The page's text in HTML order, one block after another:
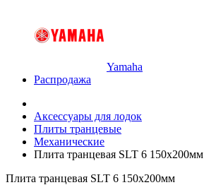
Yamaha
Распродажа
Аксессуары для лодок
Плиты транцевые
Механические
Плита транцевая SLT 6 150х200мм
Плита транцевая SLT 6 150х200мм